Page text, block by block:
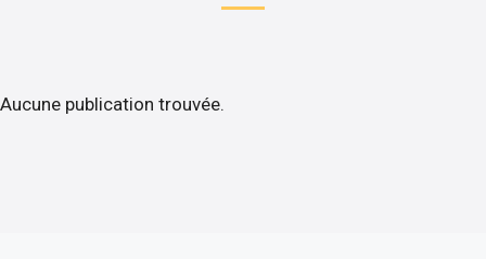
Aucune publication trouvée.